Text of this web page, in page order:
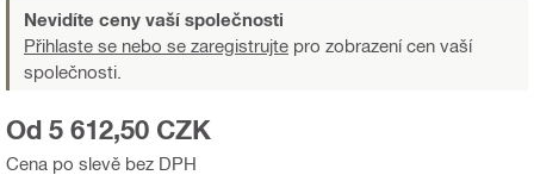
Nevidíte ceny vaší společnosti
Přihlaste se nebo se zaregistrujte pro zobrazení cen vaší
společnosti.
Cena po slevě bez DPH
Od 5 612,50 CZK